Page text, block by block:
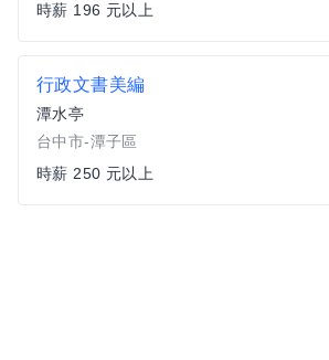
時薪 196 元以上
行政文書美編
潭水亭
台中市-潭子區
時薪 250 元以上